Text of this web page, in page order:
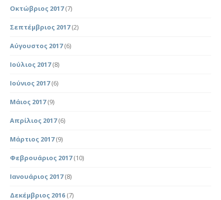
Οκτώβριος 2017(7)
Σεπτέμβριος 2017(2)
Αύγουστος 2017(6)
Ιούλιος 2017(8)
Ιούνιος 2017(6)
Μάιος 2017(9)
Απρίλιος 2017(6)
Μάρτιος 2017(9)
Φεβρουάριος 2017(10)
Ιανουάριος 2017(8)
Δεκέμβριος 2016 (7)